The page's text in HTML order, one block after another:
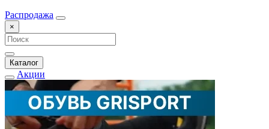
Распродажа
×
Каталог
Акции